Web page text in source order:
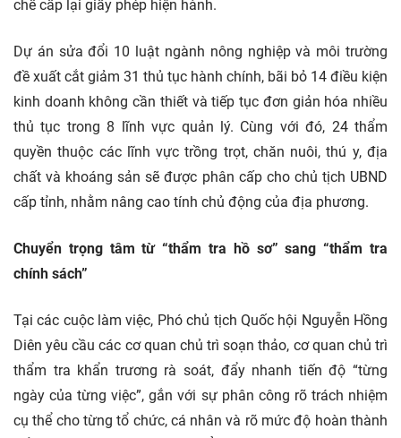
chế cấp lại giấy phép hiện hành.
Dự án sửa đổi 10 luật ngành nông nghiệp và môi trường
đề xuất cắt giảm 31 thủ tục hành chính, bãi bỏ 14 điều kiện
kinh doanh không cần thiết và tiếp tục đơn giản hóa nhiều
thủ tục trong 8 lĩnh vực quản lý. Cùng với đó, 24 thẩm
quyền thuộc các lĩnh vực trồng trọt, chăn nuôi, thú y, địa
chất và khoáng sản sẽ được phân cấp cho chủ tịch UBND
cấp tỉnh, nhằm nâng cao tính chủ động của địa phương.
Chuyển trọng tâm từ “thẩm tra hồ sơ” sang “thẩm tra
chính sách”
Tại các cuộc làm việc, Phó chủ tịch Quốc hội Nguyễn Hồng
Diên yêu cầu các cơ quan chủ trì soạn thảo, cơ quan chủ trì
thẩm tra khẩn trương rà soát, đẩy nhanh tiến độ “từng
ngày của từng việc”, gắn với sự phân công rõ trách nhiệm
cụ thể cho từng tổ chức, cá nhân và rõ mức độ hoàn thành